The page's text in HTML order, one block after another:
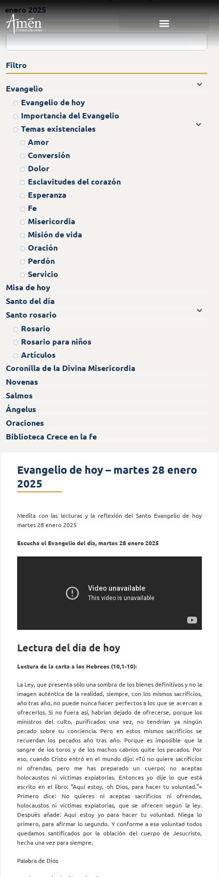
enero 2025
Filtro
Evangelio
Evangelio de hoy
Importancia del Evangelio
Temas existenciales
Amor
Conversión
Dolor
Esclavitudes del corazón
Esperanza
Fe
Misericordia
Misión de vida
Oración
Perdón
Servicio
Misa de hoy
Santo del día
Santo rosario
Rosario
Rosario para niños
Artículos
Coronilla de la Divina Misericordia
Novenas
Salmos
Ángelus
Oraciones
Biblioteca Crece en la fe
Evangelio de hoy – martes 28 enero
2025
Medita con las lecturas y la reflexión del Santo Evangelio de hoy
martes 28 enero 2025
Escucha el Evangelio del día, martes 28 enero 2025
Lectura del día de hoy
Lectura de la carta a los Hebreos (10,1-10):
La Ley, que presenta sólo una sombra de los bienes definitivos y no la
imagen auténtica de la realidad, siempre, con los mismos sacrificios,
año tras año, no puede nunca hacer perfectos a los que se acercan a
ofrecerlos. Si no fuera así, habrían dejado de ofrecerse, porque los
ministros del culto, purificados una vez, no tendrían ya ningún
pecado sobre su conciencia. Pero en estos mismos sacrificios se
recuerdan los pecados año tras año. Porque es imposible que la
sangre de los toros y de los machos cabríos quite los pecados. Por
eso, cuando Cristo entró en el mundo dijo: «Tú no quiere sacrificios
ni ofrendas, pero me has preparado un cuerpo; no aceptas
holocaustos ni víctimas expiatorias. Entonces yo dije lo que está
escrito en el libro: “Aquí estoy, oh Dios, para hacer tu voluntad.”»
Primero dice: No quieres ni aceptas sacrificios ni ofrendas,
holocaustos ni víctimas expiatorias, que se ofrecen según la ley.
Después añade: Aquí estoy yo para hacer tu voluntad. Niega lo
primero, para afirmar lo segundo. Y conforme a esa voluntad todos
quedamos santificados por la oblación del cuerpo de Jesucristo,
hecha una vez para siempre.
Palabra de Dios